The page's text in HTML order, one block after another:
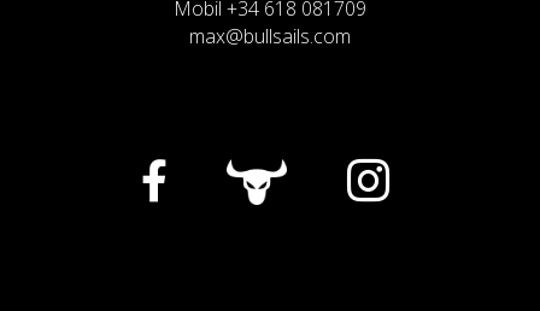
Mobil +34 618 081709
max@bullsails.com
 